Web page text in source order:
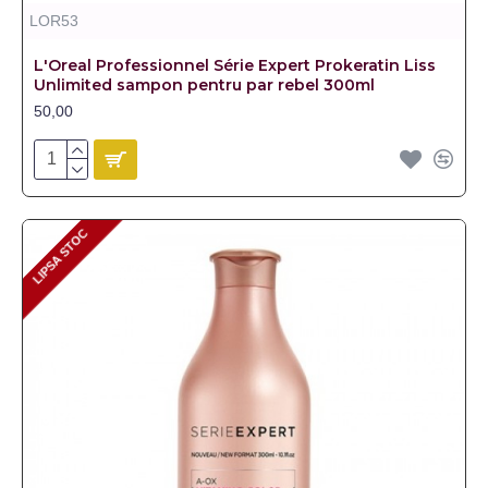
LOR53
L'Oreal Professionnel Série Expert Prokeratin Liss
Unlimited sampon pentru par rebel 300ml
50,00
LIPSA STOC
LIPSA STOC